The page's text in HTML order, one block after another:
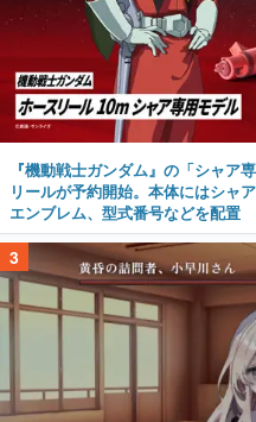
『機動戦士ガンダム』の「シャ
リールが予約開始。本体にはシャ
エンブレム、型式番号などを配置
3